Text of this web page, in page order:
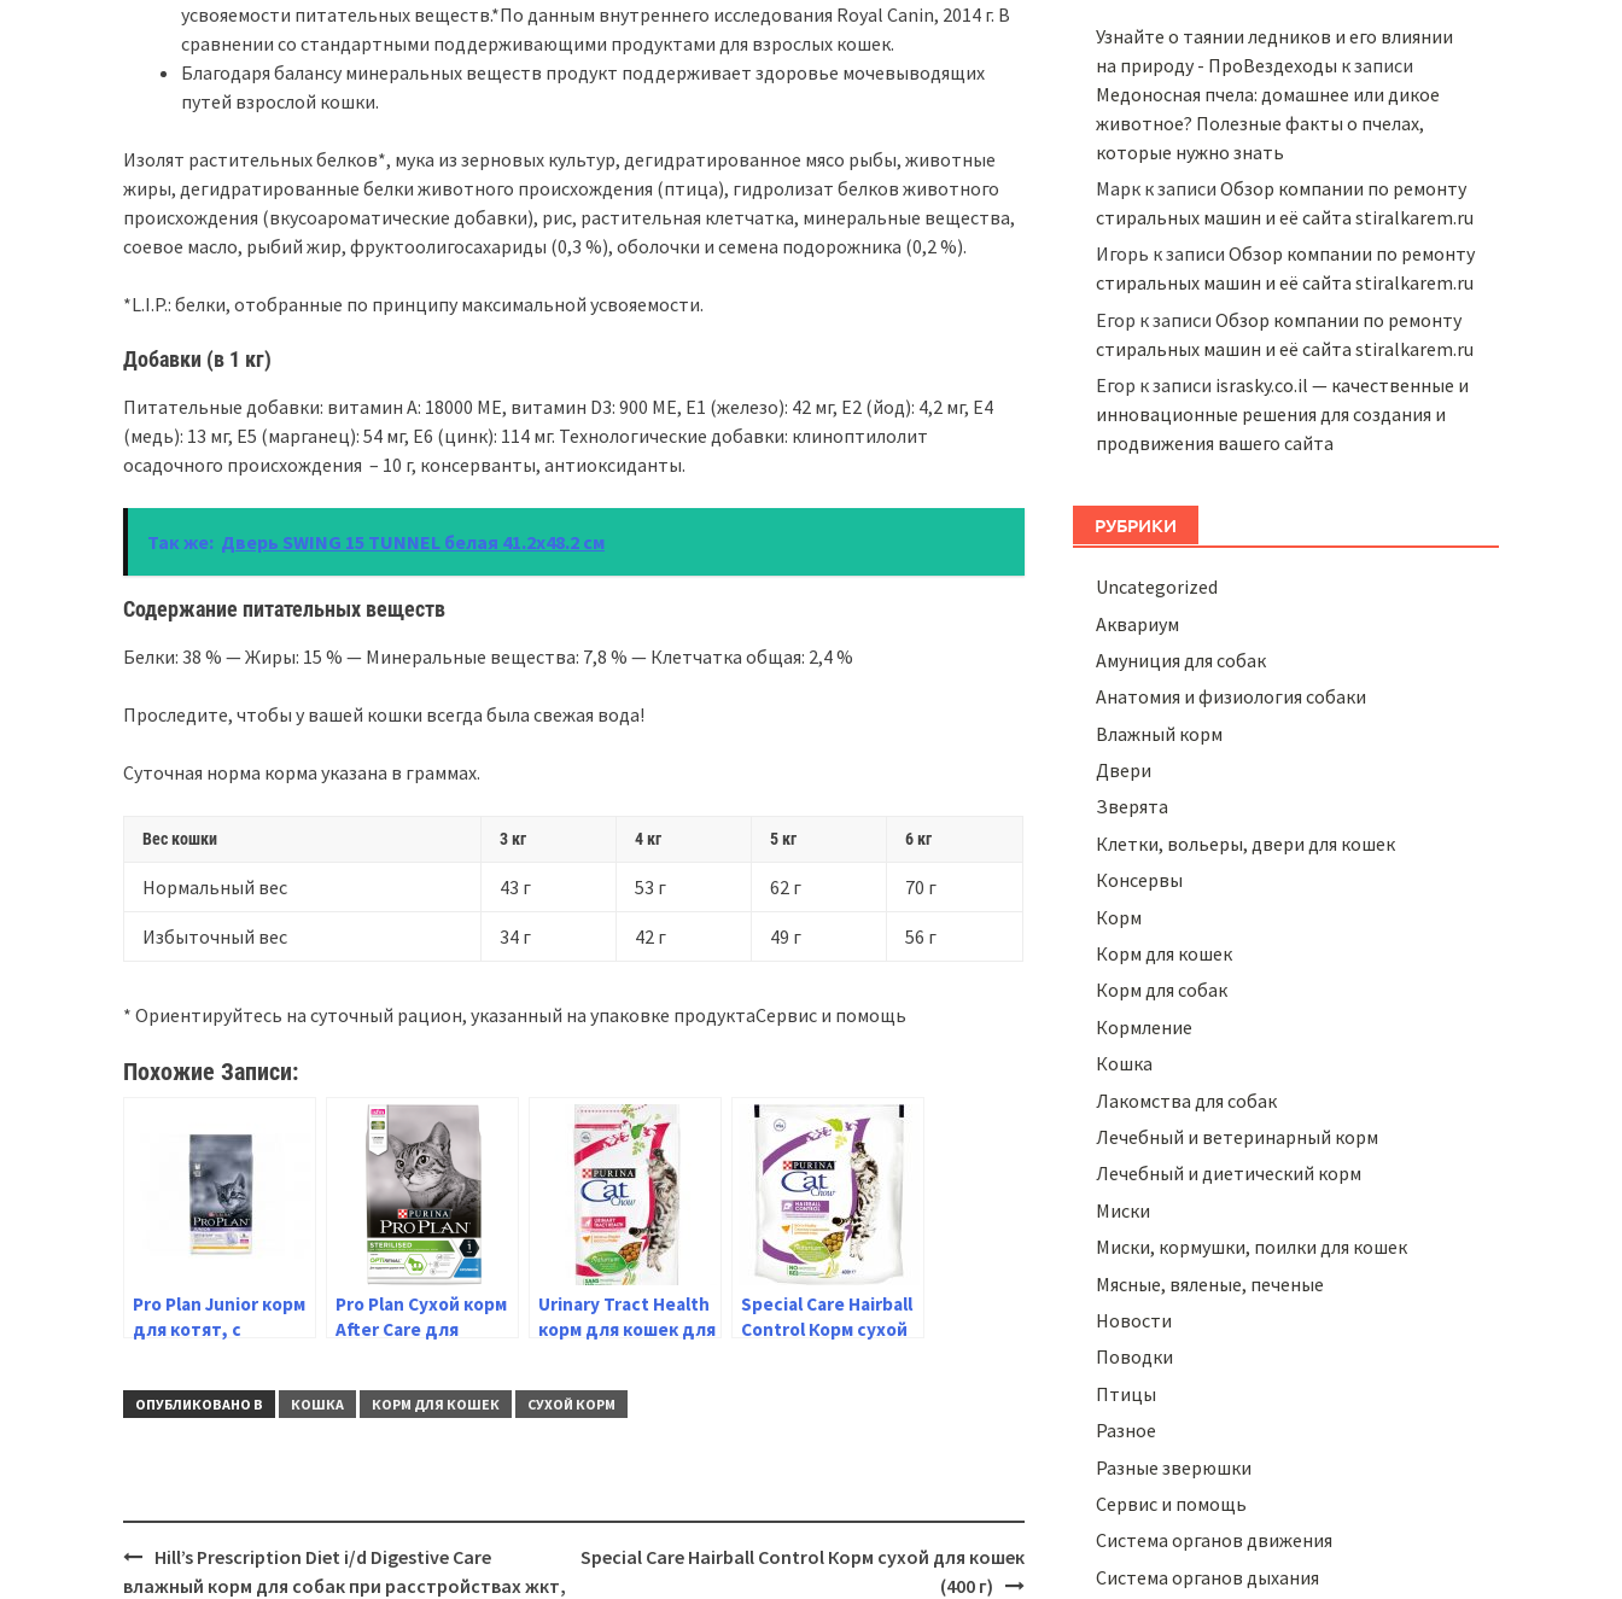
усвояемости питательных веществ.*По данным внутреннего исследования Royal Canin, 2014 г. В
сравнении со стандартными поддерживающими продуктами для взрослых кошек.
Благодаря балансу минеральных веществ продукт поддерживает здоровье мочевыводящих
путей взрослой кошки.
Изолят растительных белков*, мука из зерновых культур, дегидратированное мясо рыбы, животные
жиры, дегидратированные белки животного происхождения (птица), гидролизат белков животного
происхождения (вкусоароматические добавки), рис, растительная клетчатка, минеральные вещества,
соевое масло, рыбий жир, фруктоолигосахариды (0,3 %), оболочки и семена подорожника (0,2 %).
*L.I.P.: белки, отобранные по принципу максимальной усвояемости.
Добавки (в 1 кг)
Питательные добавки: витамин A: 18000 МЕ, витамин D3: 900 МЕ, E1 (железо): 42 мг, E2 (йод): 4,2 мг, E4
(медь): 13 мг, E5 (марганец): 54 мг, E6 (цинк): 114 мг. Технологические добавки: клиноптилолит
осадочного происхождения – 10 г, консерванты, антиоксиданты.
Так же: Дверь SWING 15 TUNNEL белая 41.2х48.2 см
Содержание питательных веществ
Белки: 38 % — Жиры: 15 % — Минеральные вещества: 7,8 % — Клетчатка общая: 2,4 %
Проследите, чтобы у вашей кошки всегда была свежая вода!
Суточная норма корма указана в граммах.
Вес кошки 3 кг 4 кг 5 кг 6 кг
Нормальный вес 43 г 53 г 62 г 70 г
Избыточный вес 34 г 42 г 49 г 56 г
* Ориентируйтесь на суточный рацион, указанный на упаковке продуктаСервис и помощь
Похожие Записи:
Pro Plan Junior корм
для котят, с
Pro Plan Сухой корм
After Care для
кошек, курица и
Urinary Tract Health
корм для кошек для
путей, с курицей (1
Special Care Hairball
Control Корм сухой
ОПУБЛИКОВАНО В КОШКА КОРМ ДЛЯ КОШЕК СУХОЙ КОРМ
Навигация
Hill’s Prescription Diet i/d Digestive Care
влажный корм для собак при расстройствах жкт,
Special Care Hairball Control Корм сухой для кошек
(400 г)
Узнайте о таянии ледников и его влиянии
на природу - ПроВездеходы к записи
Медоносная пчела: домашнее или дикое
животное? Полезные факты о пчелах,
которые нужно знать
Маркк записи Обзор компании по ремонту
стиральных машин и её сайта stiralkarem.ru
Игорь к записи Обзор компании по ремонту
стиральных машин и её сайта stiralkarem.ru
Егор к записи Обзор компании по ремонту
стиральных машин и её сайта stiralkarem.ru
Егор к записи israsky.co.il — качественные и
инновационные решения для создания и
продвижения вашего сайта
РУБРИКИ
Uncategorized
Аквариум
Амуниция для собак
Анатомия и физиология собаки
Влажный корм
Двери
Зверята
Клетки, вольеры, двери для кошек
Консервы
Корм
Корм для кошек
Корм для собак
Кормление
Кошка
Лакомства для собак
Лечебный и ветеринарный корм
Лечебный и диетический корм
Миски
Миски, кормушки, поилки для кошек
Мясные, вяленые, печеные
Новости
Поводки
Птицы
Разное
Разные зверюшки
Сервис и помощь
Система органов движения
Система органов дыхания